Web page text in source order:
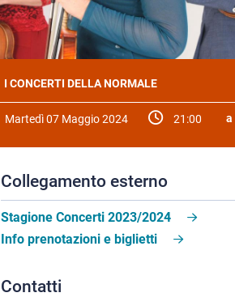
I CONCERTI DELLA NORMALE
Martedì 07 Maggio 2024 21:00 a
Collegamento esterno
Stagione Concerti 2023/2024
Info prenotazioni e biglietti
Contatti